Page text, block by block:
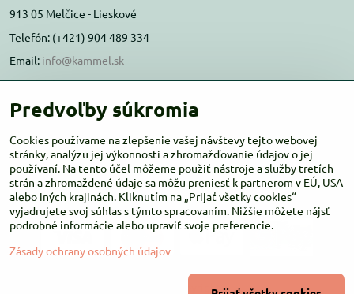
913 05 Melčice - Lieskové
Telefón: (+421) 904 489 334
Email: info@kammel.sk
Prevádzka:
Administratívna budova PD Melčice
Otváracie hodiny:PO-ŠT 8:00 - 16:00
PIA-NE Zatvorené
Copyright
Predvoľby súkromia
Cookies používame na zlepšenie vašej návštevy tejto webovej
stránky, analýzu jej výkonnosti a zhromažďovanie údajov o jej
používaní. Na tento účel môžeme použiť nástroje a služby tretích
strán a zhromaždené údaje sa môžu preniesť k partnerom v EÚ, USA
alebo iných krajinách. Kliknutím na „Prijať všetky cookies“
vyjadrujete svoj súhlas s týmto spracovaním. Nižšie môžete nájsť
podrobné informácie alebo upraviť svoje preferencie.
Zásady ochrany osobných údajov